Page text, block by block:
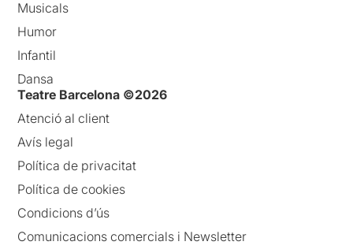
Musicals
Humor
Infantil
Dansa
Teatre Barcelona ©2026
Atenció al client
Avís legal
Política de privacitat
Política de cookies
Condicions d’ús
Comunicacions comercials i Newsletter